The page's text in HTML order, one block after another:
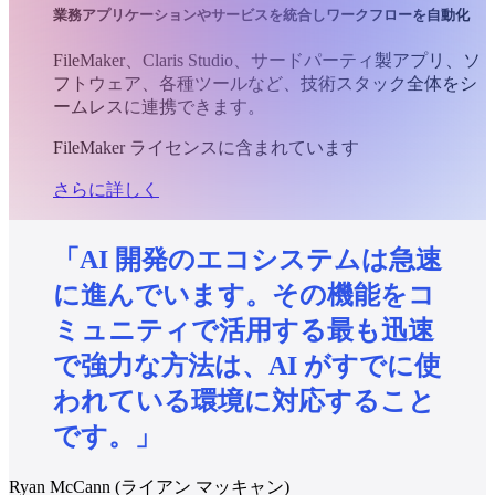
業務アプリケーションやサービスを統合しワークフローを自動化
FileMaker、Claris Studio、サードパーティ製アプリ、ソ
フトウェア、各種ツールなど、技術スタック全体をシ
ームレスに連携できます。
FileMaker ライセンスに含まれています
さらに詳しく
「AI 開発のエコシステムは急速
に進んでいます。その機能をコ
ミュニティで活用する最も迅速
で強力な方法は、AI がすでに使
われている環境に対応すること
です。」
Ryan McCann (ライアン マッキャン)